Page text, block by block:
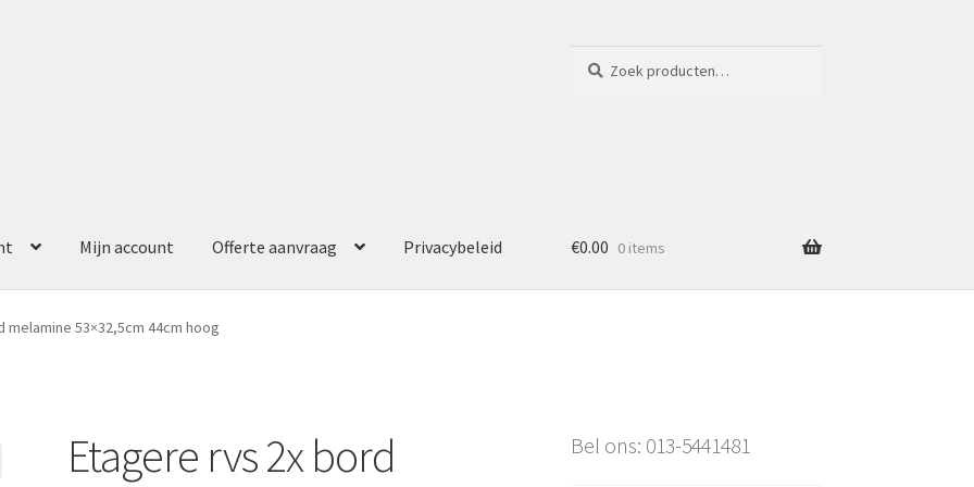
naar:
Mijn account Offerte aanvraag Privacybeleid
Offerte aanvraag Privacybeleid
€0.00 0 items
melamine 53×32,5cm 44cm hoog
Etagere rvs 2x bord
Bel ons: 013-5441481